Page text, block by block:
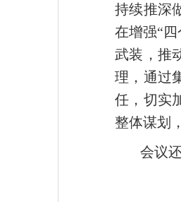
持续推深
在增强“
武装，推
理，通过
任，切实
整体谋划
会议